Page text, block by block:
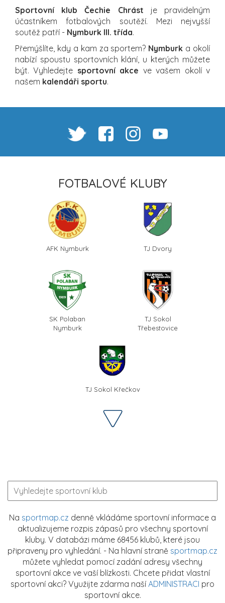
Sportovní klub Čechie Chrást je pravidelným
účastníkem fotbalových soutěží. Mezi nejvyšší
soutěž patří - Nymburk III. třída.
Přemýšlíte, kdy a kam za sportem? Nymburk a okolí
nabízí spoustu sportovních klání, u kterých můžete
být. Vyhledejte sportovní akce ve vašem okolí v
našem kalendáři sportu.
FOTBALOVÉ KLUBY
AFK Nymburk TJ Dvory
SK Polaban
Nymburk
TJ Sokol
Třebestovice
TJ Sokol Křečkov
Na sportmap.cz denně vkládáme sportovní informace a
aktualizujeme rozpis zápasů pro všechny sportovní
kluby. V databázi máme 68456 klubů, které jsou
připraveny pro vyhledání. - Na hlavní straně sportmap.cz
můžete vyhledat pomocí zadání adresy všechny
sportovní akce ve vaší blízkosti. Chcete přidat vlastní
sportovní akci? Využijte zdarma naší ADMINISTRACI pro
sportovní akce.